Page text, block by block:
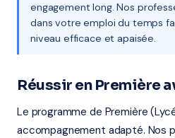
engagement long. Nos
dans votre emploi du temps
niveau efficace et apaisée.
Réussir en Première
Le programme de Première
accompagnement adapté. Nos